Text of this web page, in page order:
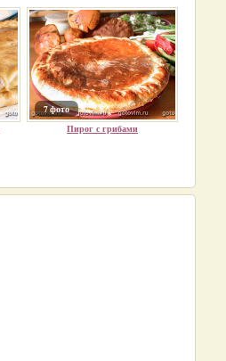
7 фото
Пирог с грибами